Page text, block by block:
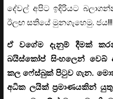
දේවල් අපිට ඉදිරියට
ඊලඟ සතියේ මුනගැහෙමු. ජය!!!
ඒ වගේම දැනුම් දීමක්
බයිස්කෝප් සිංහලෙන්
කල ෆේස්බුක් පිටුව ගැන.
අධික ලයික් ප්‍රමාණයකින්